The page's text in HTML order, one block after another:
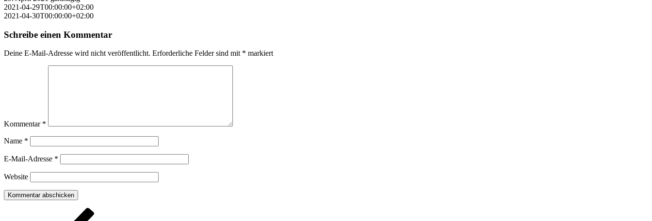
2021-04-29T00:00:00+02:00
2021-04-30T00:00:00+02:00
Schreibe einen Kommentar
Deine E-Mail-Adresse wird nicht veröffentlicht. Erforderliche Felder sind mit * markiert
Kommentar *
Name *
E-Mail-Adresse *
Website
Beitragsnavigation